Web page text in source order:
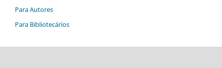
Para Autores
Para Bibliotecários